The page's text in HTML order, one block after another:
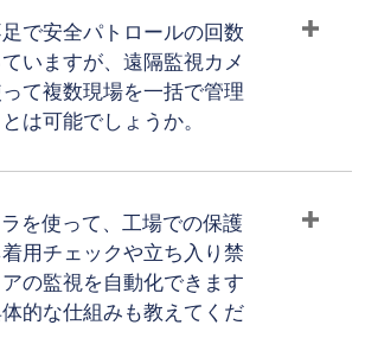
で安全パトロールの回数
いますが、遠隔監視カメ
て複数現場を一括で管理
は可能でしょうか。
を使って、工場での保護
用チェックや立ち入り禁
の監視を自動化できます
的な仕組みも教えてくだ